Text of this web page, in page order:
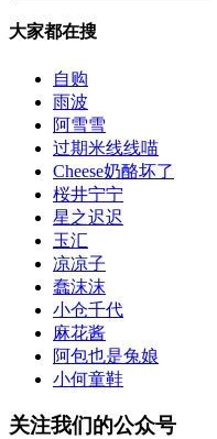
大家都在搜
自购
雨波
阿雪雪
过期米线线喵
Cheese奶酪坏了
桜井宁宁
星之迟迟
玉汇
凉凉子
蠢沫沫
小仓千代
麻花酱
阿包也是兔娘
小何童鞋
关注我们的公众号